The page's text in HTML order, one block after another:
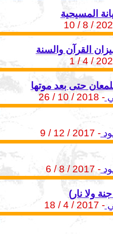
المسيحية
القرآن والسنة
حتى بعد موتها
- 2018 / 10 / 26
- 2017 / 12 / 9
- 2017 / 8 / 6
ولا نار)
- 2017 / 4 / 18